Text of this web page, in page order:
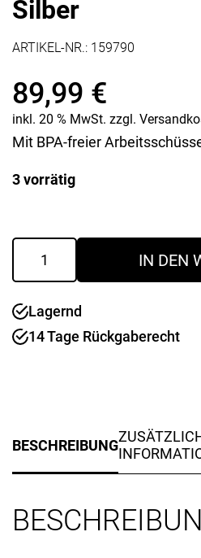
Silber
ARTIKEL-NR.: 159790
89,99 €
inkl. 20 % MwSt. zzgl.
Mit BPA-freier
3 vorrätig
Zerkleinerer
ml
Silber
Menge
IN DEN
Lagernd
14 Tage Rückgaberecht
BESCHREIBUNG